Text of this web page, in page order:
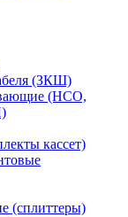
(ЗКШ)
(НСО,
кассет)
(сплиттеры)